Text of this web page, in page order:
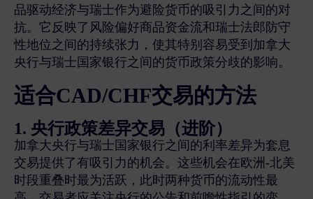
品驱动经济与瑞士作为避险货币的吸引力之间的对
抗。它反映了风险偏好商品资金流和瑞士法郎防守
性地位之间的持续张力，使其特别容易受到加拿大
央行与瑞士国家银行之间的货币政策分歧的影响。
适合CAD/CHF交易的方法
1. 央行政策差异交易（进阶）
加拿大央行与瑞士国家银行之间的利率差异为套息
交易提供了有吸引力的机会。这些机会在欧洲-北美
时段重叠时最为活跃，此时两种货币的流动性最